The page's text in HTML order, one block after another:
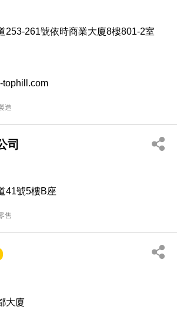
253-261號依時商業大廈8樓801-2室
tophill.com
造
司
41號5樓B座
售
大廈